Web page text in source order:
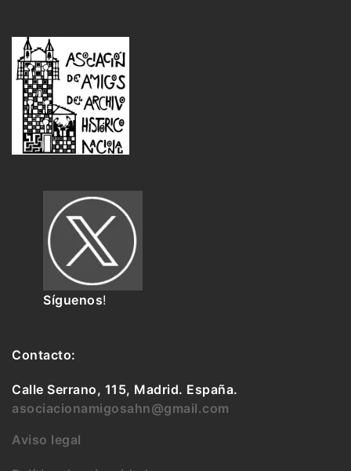
Síguenos!
Contacto:
Calle Serrano, 115, Madrid. España.
asociacionamigosahn@gmail.com
Aviso legal